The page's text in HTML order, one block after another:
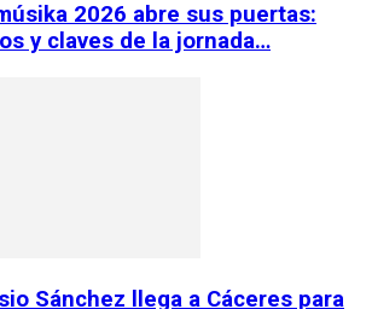
2026 abre sus puertas:
y claves de la jornada…
Sánchez llega a Cáceres para